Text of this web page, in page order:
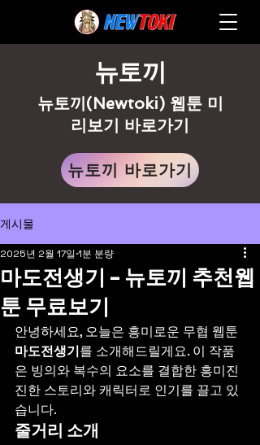
뉴토끼
뉴토끼(Newtoki) 웹툰 미
리보기 바로가기
뉴토끼 바로가기
게시물
마도전생기 - 뉴토끼 추천웹
툰 무료보기
2025년 2월 17일 1분 분량
안녕하세요, 오늘은 흥미로운 무협 웹툰
마도전생기를 소개해드릴게요. 이 작품
은 빙의와 복수의 요소를 결합한 흥미진
진한 스토리와 캐릭터로 인기를 끌고 있
습니다.
줄거리 소개